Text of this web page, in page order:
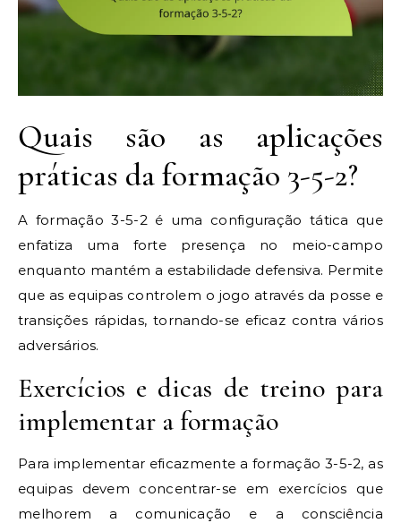
Quais são as aplicações
práticas da formação 3-5-2?
A formação 3-5-2 é uma configuração tática que
enfatiza uma forte presença no meio-campo
enquanto mantém a estabilidade defensiva. Permite
que as equipas controlem o jogo através da posse e
transições rápidas, tornando-se eficaz contra vários
adversários.
Exercícios e dicas de treino para
implementar a formação
Para implementar eficazmente a formação 3-5-2, as
equipas devem concentrar-se em exercícios que
melhorem a comunicação e a consciência